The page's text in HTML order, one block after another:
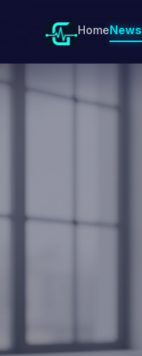
contenuto
HomeNews